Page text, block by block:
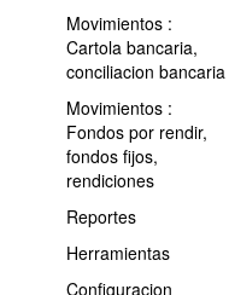
Movimientos :
Cartola bancaria,
conciliacion bancaria
Movimientos :
Fondos por rendir,
fondos fijos,
rendiciones
Reportes
Herramientas
Configuracion